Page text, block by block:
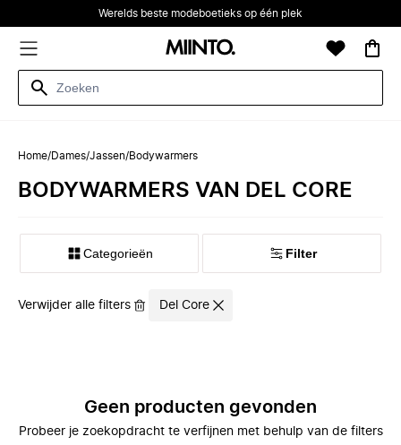
Werelds beste modeboetieks op één plek
Home/Dames/Jassen/Bodywarmers
BODYWARMERS VAN DEL CORE
Categorieën Filter
Verwijder alle filters Del Core
Geen producten gevonden
Probeer je zoekopdracht te verfijnen met behulp van de filters